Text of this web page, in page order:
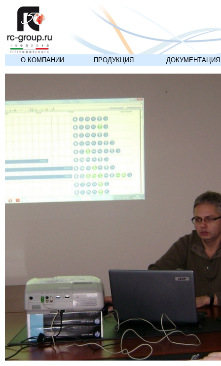
О КОМПАНИИ ПРОДУКЦИЯ ДОКУМЕНТАЦИЯ